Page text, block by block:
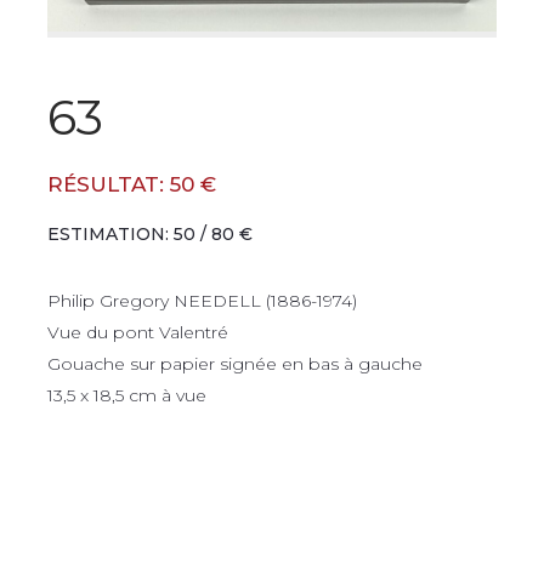
63
RÉSULTAT: 50 €
ESTIMATION: 50 / 80 €
Philip Gregory NEEDELL (1886-1974)
Vue du pont Valentré
Gouache sur papier signée en bas à gauche
13,5 x 18,5 cm à vue